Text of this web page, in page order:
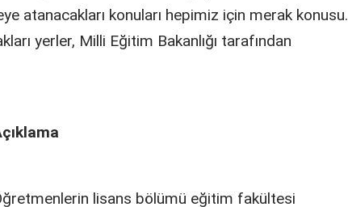
atanacakları konuları hepimiz için merak konusu.
yerler, Milli Eğitim Bakanlığı tarafından
lisans bölümü eğitim fakültesi